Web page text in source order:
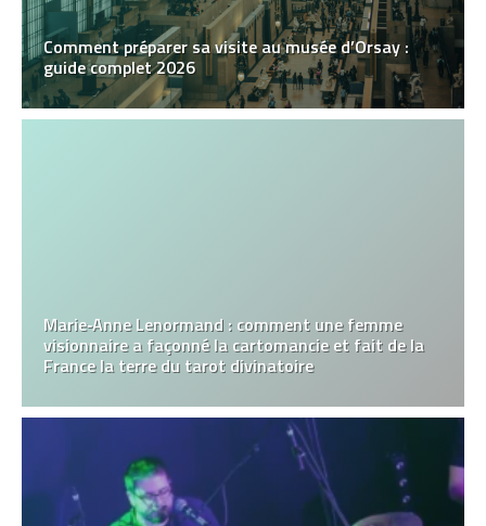
Comment préparer sa visite au musée d’Orsay :
guide complet 2026
Marie‑Anne Lenormand : comment une femme
visionnaire a façonné la cartomancie et fait de la
France la terre du tarot divinatoire